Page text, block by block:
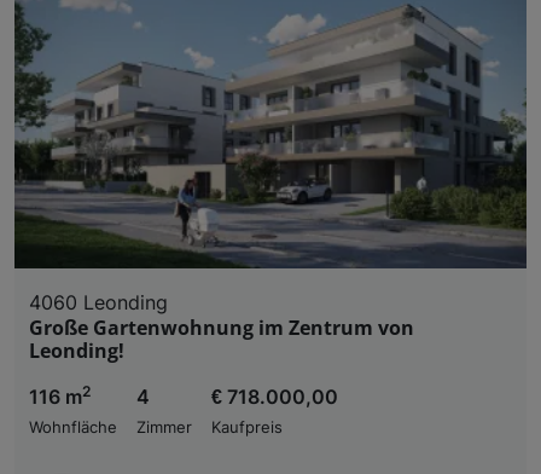
4060 Leonding
Große Gartenwohnung im Zentrum von
Leonding!
116 m2
Wohnfläche
4
Zimmer
€ 718.000,00
Kaufpreis